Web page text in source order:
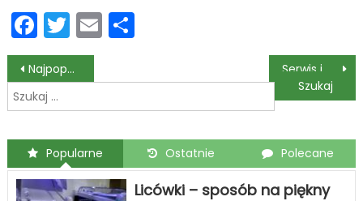
Facebook
Twitter
Email
Nawigacja
wpisu
Najpopularniejsze akcesoria na telefon
Szukaj:
Popularne Ostatnie Polecane
Licówki – sposób na piękny